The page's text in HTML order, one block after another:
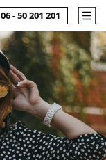
06 - 50 201 201